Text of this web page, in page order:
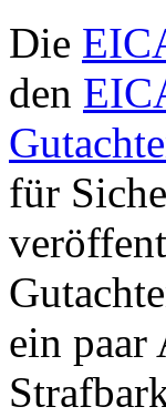
Die
den
für
ein paar